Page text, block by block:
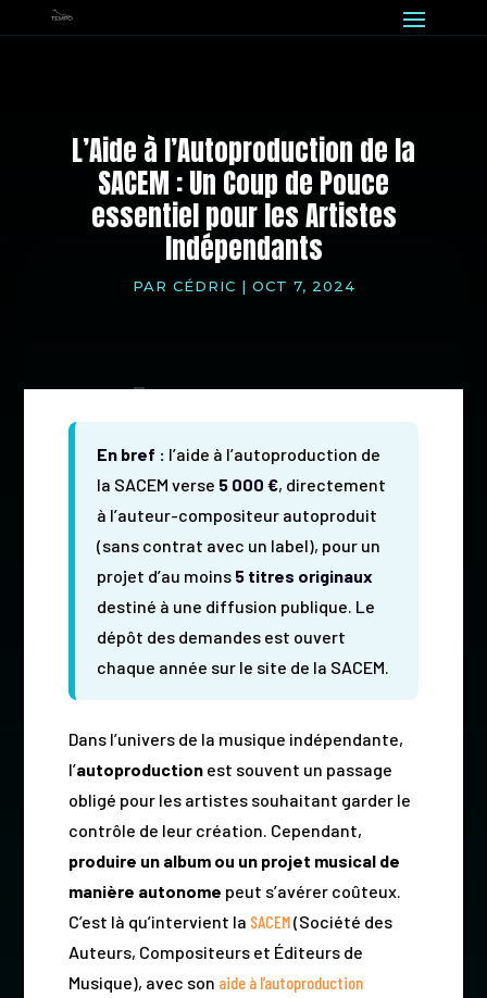
L’Aide à l’Autoproduction de la
SACEM : Un Coup de Pouce
essentiel pour les Artistes
Indépendants
PAR CÉDRIC | OCT 7, 2024
En bref : l’aide à l’autoproduction de
la SACEM verse 5 000 €, directement
à l’auteur-compositeur autoproduit
(sans contrat avec un label), pour un
projet d’au moins 5 titres originaux
destiné à une diffusion publique. Le
dépôt des demandes est ouvert
chaque année sur le site de la SACEM.
Dans l’univers de la musique indépendante,
l’autoproductionest souvent un passage
obligé pour les artistes souhaitant garder le
contrôle de leur création. Cependant,
produire un album ou un projet musical de
manière autonome peut s’avérer coûteux.
C’est là qu’intervient la SACEM(Société des
Auteurs, Compositeurs et Éditeurs de
Musique), avec son aide à l’autoproduction